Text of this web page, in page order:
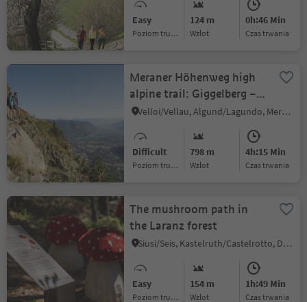
Easy
Poziom trudności
124 m
Wzlot
0h:46 Min
czas trwania
Meraner Höhenweg high
alpine trail: Giggelberg –
Nasereit refuge –
Hochganghaus refuge –
Leiter Alm mountain hut
Velloi/Vellau, Algund/Lagundo, Meran/Merano and environs
Difficult
Poziom trudności
798 m
Wzlot
4h:15 Min
czas trwania
The mushroom path in
the Laranz forest
Siusi/Seis, Kastelruth/Castelrotto, Dolomites Region Seiser Alm
Easy
Poziom trudności
154 m
Wzlot
1h:49 Min
czas trwania